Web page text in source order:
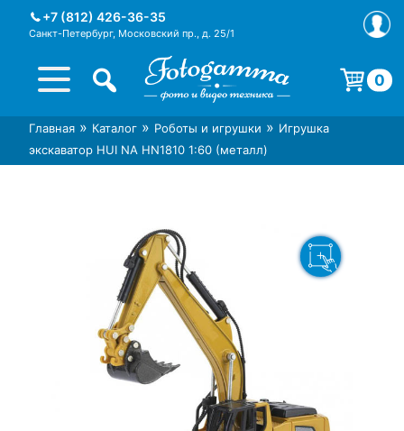
+7 (812) 426-36-35
Санкт-Петербург, Московский пр., д. 25/1
Интернет-магазин фототехники
Foto-Gamma в СПб
Магазин фотоаксессуаров foto-
gamma.ru
0
Корзина пуста.
Главная » Каталог » Роботы и игрушки » Игрушка
экскаватор HUI NA HN1810 1:60 (металл)